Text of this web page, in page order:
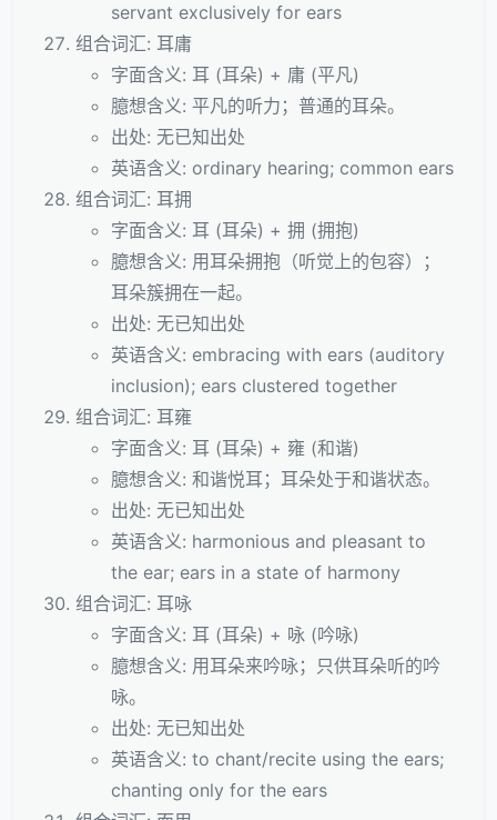
servant exclusively for ears
组合词汇: 耳庸
字面含义: 耳 (耳朵) + 庸 (平凡)
臆想含义: 平凡的听力；普通的耳朵。
出处: 无已知出处
英语含义: ordinary hearing; common ears
组合词汇: 耳拥
字面含义: 耳 (耳朵) + 拥 (拥抱)
臆想含义: 用耳朵拥抱（听觉上的包容）；
耳朵簇拥在一起。
出处: 无已知出处
英语含义: embracing with ears (auditory
inclusion); ears clustered together
组合词汇: 耳雍
字面含义: 耳 (耳朵) + 雍 (和谐)
臆想含义: 和谐悦耳；耳朵处于和谐状态。
出处: 无已知出处
英语含义: harmonious and pleasant to
the ear; ears in a state of harmony
组合词汇: 耳咏
字面含义: 耳 (耳朵) + 咏 (吟咏)
臆想含义: 用耳朵来吟咏；只供耳朵听的吟
咏。
出处: 无已知出处
英语含义: to chant/recite using the ears;
chanting only for the ears